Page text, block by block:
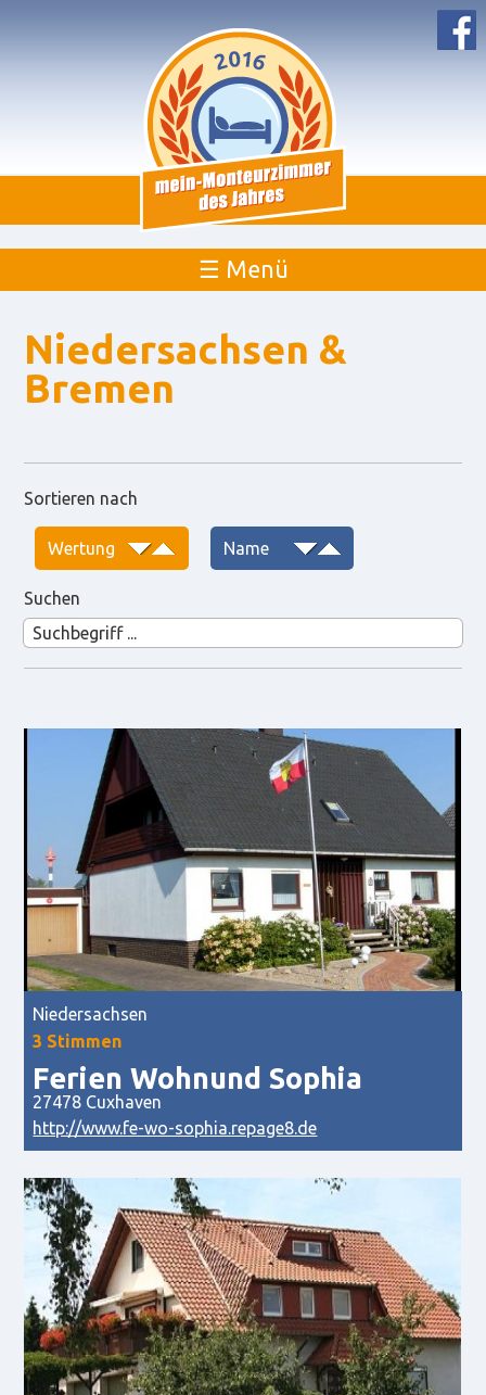
☰ Menü
Niedersachsen &
Bremen
Sortieren nach
Suchen
Niedersachsen
3 Stimmen
Ferien Wohnund Sophia
27478 Cuxhaven
http://www.fe-wo-sophia.repage8.de